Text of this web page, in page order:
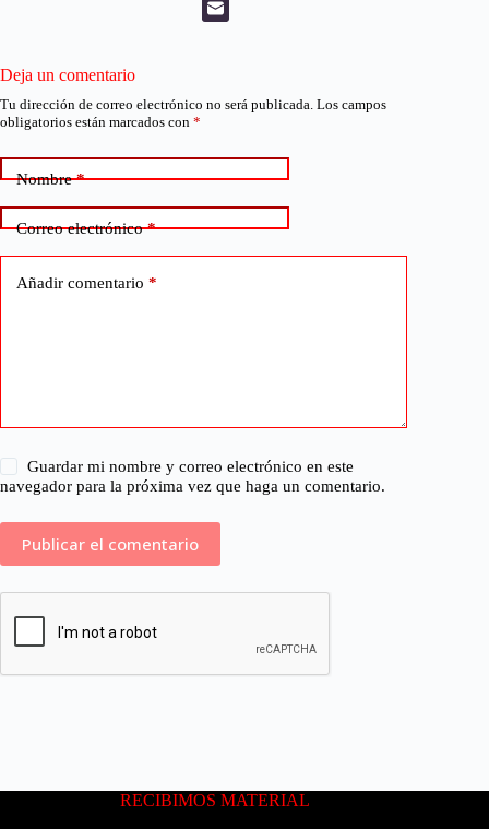
Deja un comentario
Tu dirección de correo electrónico no será publicada. Los campos
obligatorios están marcados con *
Nombre*
Correo electrónico*
Añadir comentario *
Guardar mi nombre y correo electrónico en este
navegador para la próxima vez que haga un comentario.
RECIBIMOS MATERIAL